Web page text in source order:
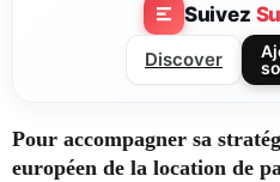
Suivez
Discover
Pour accompagner sa
européen de la location de